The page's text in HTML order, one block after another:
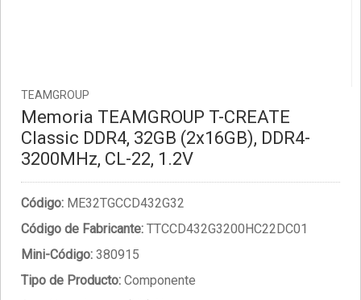
TEAMGROUP
Memoria TEAMGROUP T-CREATE
Classic DDR4, 32GB (2x16GB), DDR4-
3200MHz, CL-22, 1.2V
Código: ME32TGCCD432G32
Código de Fabricante: TTCCD432G3200HC22DC01
Mini-Código: 380915
Tipo de Producto: Componente